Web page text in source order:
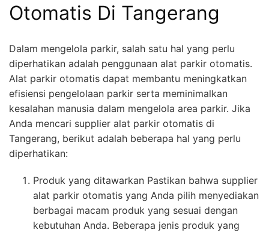
Otomatis Di Tangerang
Dalam mengelola parkir, salah satu hal yang perlu
diperhatikan adalah penggunaan alat parkir otomatis.
Alat parkir otomatis dapat membantu meningkatkan
efisiensi pengelolaan parkir serta meminimalkan
kesalahan manusia dalam mengelola area parkir. Jika
Anda mencari supplier alat parkir otomatis di
Tangerang, berikut adalah beberapa hal yang perlu
diperhatikan:
Produk yang ditawarkan Pastikan bahwa supplier
alat parkir otomatis yang Anda pilih menyediakan
berbagai macam produk yang sesuai dengan
kebutuhan Anda. Beberapa jenis produk yang